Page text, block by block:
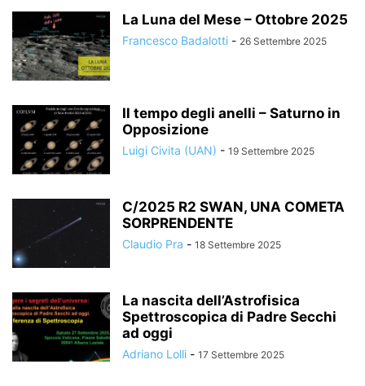
La Luna del Mese – Ottobre 2025
Francesco Badalotti - 26 Settembre 2025
Il tempo degli anelli – Saturno in
Opposizione
Luigi Civita (UAN) - 19 Settembre 2025
C/2025 R2 SWAN, UNA COMETA
SORPRENDENTE
Claudio Pra - 18 Settembre 2025
La nascita dell’Astrofisica
Spettroscopica di Padre Secchi
ad oggi
Adriano Lolli - 17 Settembre 2025